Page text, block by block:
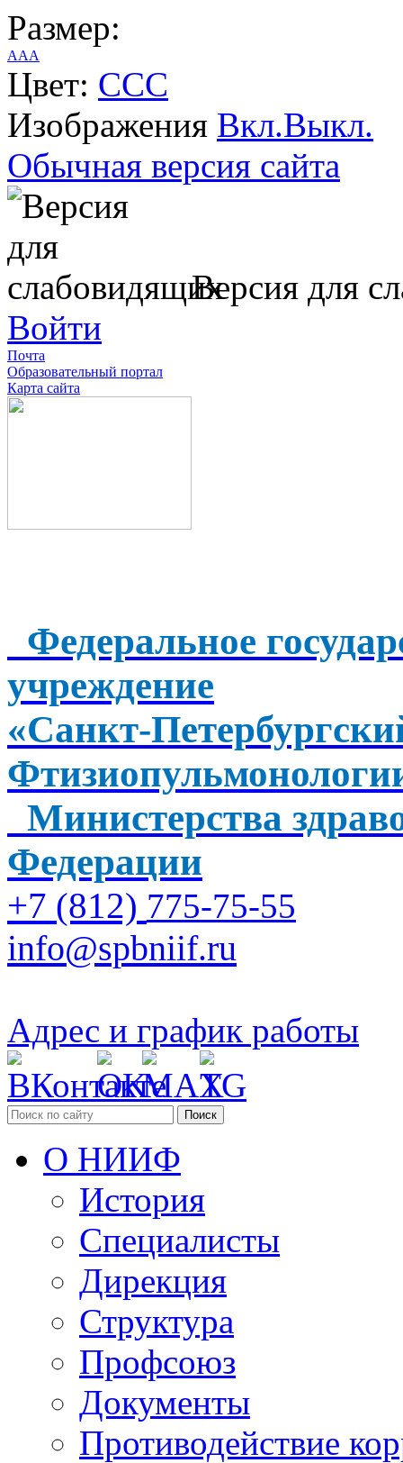
Размер:
AAA
Цвет: CCC
Изображения Вкл.Выкл.
Обычная версия сайта
Версия для
Войти
Почта
Образовательный портал
Карта сайта
Федеральное
учреждение
«Санкт-
Министерства
Федерации
+7 (812) 775-75-55
info@spbniif.ru
Адрес и график работы
Поиск
О НИИФ
История
Специалисты
Дирекция
Структура
Профсоюз
Документы
Противодействие